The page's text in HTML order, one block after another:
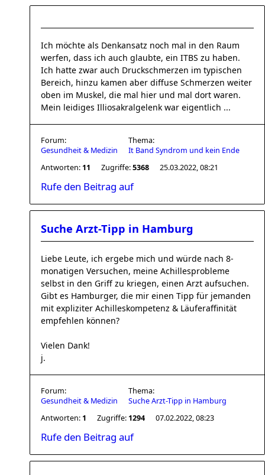
Ich möchte als Denkansatz noch mal in den Raum
werfen, dass ich auch glaubte, ein ITBS zu haben.
Ich hatte zwar auch Druckschmerzen im typischen
Bereich, hinzu kamen aber diffuse Schmerzen weiter
oben im Muskel, die mal hier und mal dort waren.
Mein leidiges Illiosakralgelenk war eigentlich ...
Forum:
Gesundheit & Medizin
Thema:
It Band Syndrom und kein Ende
Antworten: 11 Zugriffe:5368 25.03.2022, 08:21
Rufe den Beitrag auf
Suche Arzt-Tipp in Hamburg
Liebe Leute, ich ergebe mich und würde nach 8-
monatigen Versuchen, meine Achillesprobleme
selbst in den Griff zu kriegen, einen Arzt aufsuchen.
Gibt es Hamburger, die mir einen Tipp für jemanden
mit expliziter Achilleskompetenz & Läuferaffinität
empfehlen können?
Vielen Dank!
j.
Forum:
Gesundheit & Medizin
Thema:
Suche Arzt-Tipp in Hamburg
Antworten: 1 Zugriffe: 1294 07.02.2022, 08:23
Rufe den Beitrag auf